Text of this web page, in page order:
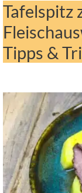
Tafelspitz
Tipps &